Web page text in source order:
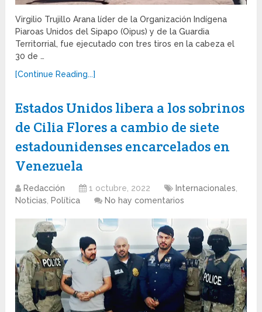
Virgilio Trujillo Arana líder de la Organización Indígena
Piaroas Unidos del Sipapo (Oipus) y de la Guardia
Territorrial, fue ejecutado con tres tiros en la cabeza el
30 de …
[Continue Reading...]
Estados Unidos libera a los sobrinos
de Cilia Flores a cambio de siete
estadounidenses encarcelados en
Venezuela
Redacción 1 octubre, 2022 Internacionales
Noticias
Política No hay comentarios